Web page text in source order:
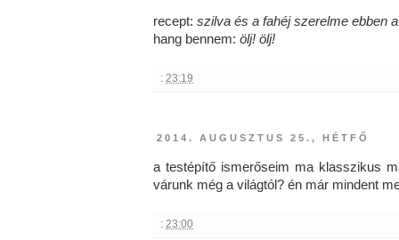
recept: szilva és a fahéj szerelme ebben
hang bennem: ölj! ölj!
: 23:19
2014. AUGUSZTUS 25., HÉTFŐ
a testépítő ismerőseim ma klasszikus
várunk még a világtól? én már mindent
: 23:00